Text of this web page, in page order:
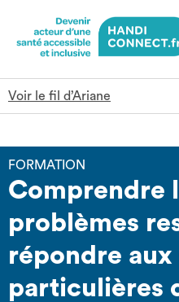
Voir le fil d’Ariane
FORMATION
Comprendre
problèmes
répondre
particulières